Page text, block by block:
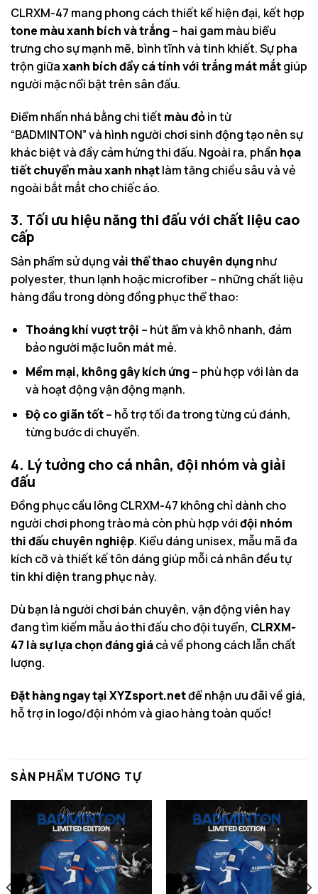
CLRXM-47 mang phong cách thiết kế hiện đại, kết hợp
tone màu xanh bích và trắng– hai gam màu biểu
trưng cho sự mạnh mẽ, bình tĩnh và tinh khiết. Sự pha
trộn giữaxanh bích đầy cá tính với trắng mát mắtgiúp
người mặc nổi bật trên sân đấu.
Điểm nhấn nhá bằng chi tiết màu đỏin từ
“BADMINTON” và hình người chơi sinh động tạo nên sự
khác biệt và đầy cảm hứng thi đấu. Ngoài ra, phần họa
tiết chuyển màu xanh nhạtlàm tăng chiều sâu và vẻ
ngoài bắt mắt cho chiếc áo.
3. Tối ưu hiệu năng thi đấu với chất liệu cao
cấp
Sản phẩm sử dụngvải thể thao chuyên dụngnhư
polyester, thun lạnh hoặc microfiber – những chất liệu
hàng đầu trong dòng đồng phục thể thao:
Thoáng khí vượt trội – hút ẩm và khô nhanh, đảm
bảo người mặc luôn mát mẻ.
Mềm mại, không gây kích ứng– phù hợp với làn da
và hoạt động vận động mạnh.
Độ co giãn tốt– hỗ trợ tối đa trong từng cú đánh,
từng bước di chuyển.
4. Lý tưởng cho cá nhân, đội nhóm và giải
đấu
Đồng phục cầu lông CLRXM-47 không chỉ dành cho
người chơi phong trào mà còn phù hợp vớiđội nhóm
thi đấu chuyên nghiệp. Kiểu dáng unisex, mẫu mã đa
kích cỡ và thiết kế tôn dáng giúp mỗi cá nhân đều tự
tin khi diện trang phục này.
Dù bạn là người chơi bán chuyên, vận động viên hay
đang tìm kiếm mẫu áo thi đấu cho đội tuyển, CLRXM-
47 là sự lựa chọn đáng giácả về phong cách lẫn chất
lượng.
Đặt hàng ngay tại XYZsport.netđể nhận ưu đãi về giá,
hỗ trợ in logo/đội nhóm và giao hàng toàn quốc!
SẢN PHẨM TƯƠNG TỰ